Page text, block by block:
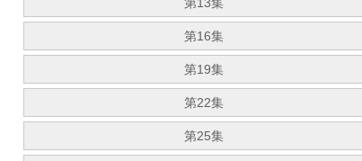
第16集
第19集
第22集
第25集